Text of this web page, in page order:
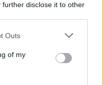
further disclose it to other
Outs
of my